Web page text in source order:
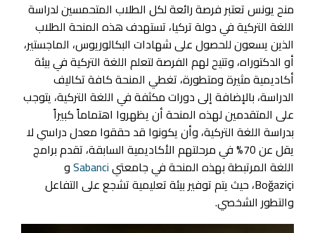
منح يونس تعتبر فرصة رائعة لكل الطلاب المتحمسين لدراسة
اللغة التركية في دولة تركيا، تستهدف هذه المنحة الطلاب
الذين يسعون للحصول على شهادات البكالوريوس، الماجستير،
أو الدكتوراه، وتتيح لهم الفرصة لتعلم اللغة التركية في بيئة
أكاديمية مثيرة ومتطورة، تغطي المنحة كافة تكاليف
الدراسة، بالإضافة إلى دورات مكثفة في اللغة التركية، يتوجب
على المتقدمين لهذه المنحة أن يظهروا اهتماماً كبيراً
بدراسة اللغة التركية، وأن يكونوا قد حققوا معدل دراسي لا
يقل عن 70% في مرحلتهم الأكاديمية السابقة، تقدم برامج
اللغة المرتبطة بهذه المنحة في جامعتيSabanciو
Boğaziçi، حيث يتم توفير بيئة تعليمية تشجع على التفاعل
والتطور الشخصي.